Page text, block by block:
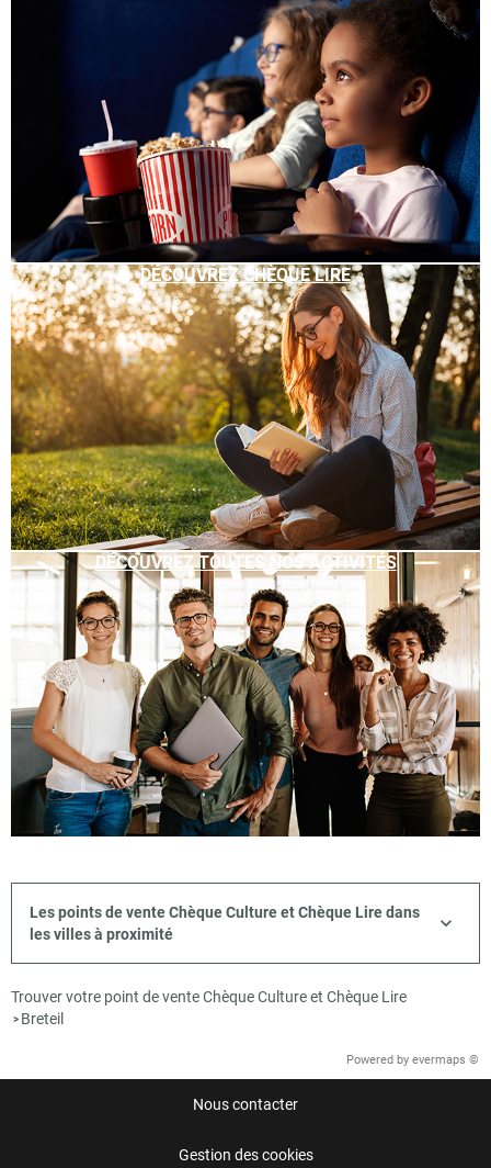
DÉCOUVREZ CHÈQUE LIRE
DÉCOUVREZ TOUTES NOS ACTIVITÉS
Les points de vente Chèque Culture et Chèque Lire dans
les villes à proximité
Trouver votre point de vente Chèque Culture et Chèque Lire
> Breteil
Powered by evermaps ©
Nous contacter
Gestion des cookies